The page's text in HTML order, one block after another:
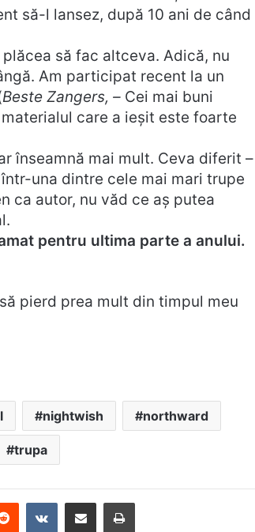
să-l lansez, după 10 ani de când
să fac altceva. Adică, nu
Am participat recent la un
Beste Zangers, – Cei mai buni
care a ieșit este foarte
înseamnă mai mult. Ceva diferit –
una dintre cele mai mari trupe
ca autor, nu văd ce aș putea
pentru ultima parte a anului.
pierd prea mult din timpul meu
nightwish northward
trupa
RedditVKontakte
Distribuie prin mail Tipărește